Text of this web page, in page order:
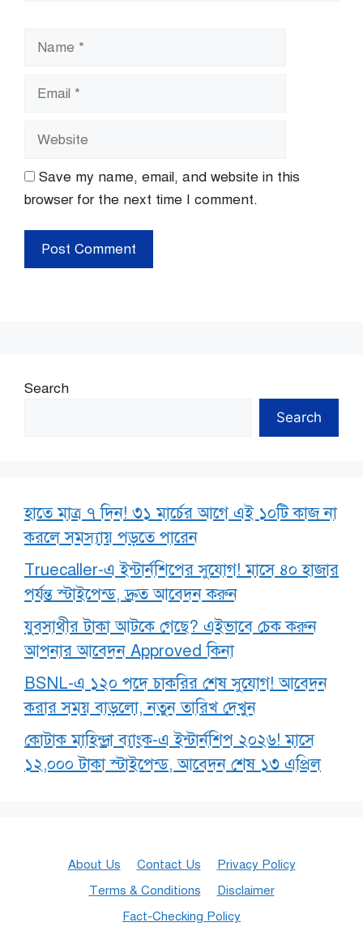
Save my name, email, and website in this
browser for the next time I comment.
Search
Search
হাতে মাত্র ৭ দিন! ৩১ মার্চের আগে এই ১০টি কাজ না
করলে সমস্যায় পড়তে পারেন
Truecaller-এ ইন্টার্নশিপের সুযোগ! মাসে ৪০ হাজার
পর্যন্ত স্টাইপেন্ড, দ্রুত আবেদন করুন
যুবসাথীর টাকা আটকে গেছে? এইভাবে চেক করুন
আপনার আবেদন Approved কিনা
BSNL-এ ১২০ পদে চাকরির শেষ সুযোগ! আবেদন
করার সময় বাড়লো, নতুন তারিখ দেখুন
কোটাক মাহিন্দ্রা ব্যাংক-এ ইন্টার্নশিপ ২০২৬! মাসে
১২,০০০ টাকা স্টাইপেন্ড, আবেদন শেষ ১৩ এপ্রিল
About Us Contact Us
Privacy Policy
Terms & Conditions
Disclaimer
Fact-Checking Policy